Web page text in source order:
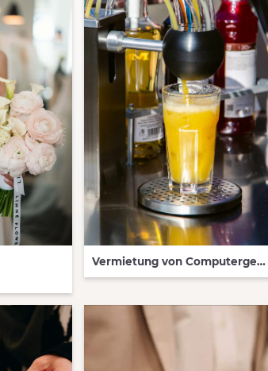
QUICK VIEW Vermietung von Computergesteuerte Cocktail-Anlage